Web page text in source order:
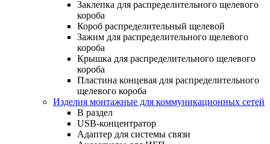
Заклепка для распределительного щелевого
короба
Короб распределительный щелевой
Зажим для распределительного щелевого
короба
Крышка для распределительного щелевого
короба
Пластина концевая для распределительного
щелевого короба
Изделия монтажные для коммуникационных сетей
В раздел
USB-концентратор
Адаптер для системы связи